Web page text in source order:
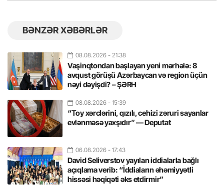
BƏNZƏR XƏBƏRLƏR
08.08.2026 - 21:38
Vaşinqtondan başlayan yeni mərhələ: 8
avqust görüşü Azərbaycan və region üçün
nəyi dəyişdi? – ŞƏRH
08.08.2026 - 15:39
“Toy xərclərini, qızılı, cehizi zəruri sayanlar
evlənməsə yaxşıdır” — Deputat
06.08.2026 - 17:43
David Seliverstov yayılan iddialarla bağlı
açıqlama verib: “İddiaların əhəmiyyətli
hissəsi həqiqəti əks etdirmir”